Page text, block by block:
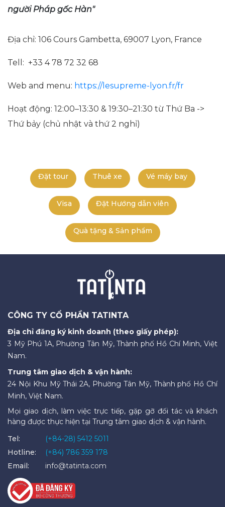
người Pháp gốc Hàn"
Địa chỉ: 106 Cours Gambetta, 69007 Lyon, France
Tell: +33 4 78 72 32 68
Web and menu: https://lesupreme-lyon.fr/fr
Hoạt động: 12:00–13:30 & 19:30–21:30 từ Thứ Ba ->
Thứ bảy (chủ nhật và thứ 2 nghỉ)
Đặt tour Thuê xe Vé máy bay
Visa Đặt Hướng dẫn viên
Quà tặng & Sản phẩm
CÔNG TY CỔ PHẦN TATINTA
Địa chỉ đăng ký kinh doanh (theo giấy phép):
3 Mỹ Phú 1A, Phường Tân Mỹ, Thành phố Hồ Chí Minh, Việt
Nam.
Trung tâm giao dịch & vận hành:
24 Nội Khu Mỹ Thái 2A, Phường Tân Mỹ, Thành phố Hồ Chí
Minh, Việt Nam.
Mọi giao dịch, làm việc trực tiếp, gặp gỡ đối tác và khách
hàng được thực hiện tại Trung tâm giao dịch & vận hành.
Tel:
(+84-28) 5412 5011
Hotline:
(+84) 786 359 178
Email:
info@tatinta.com